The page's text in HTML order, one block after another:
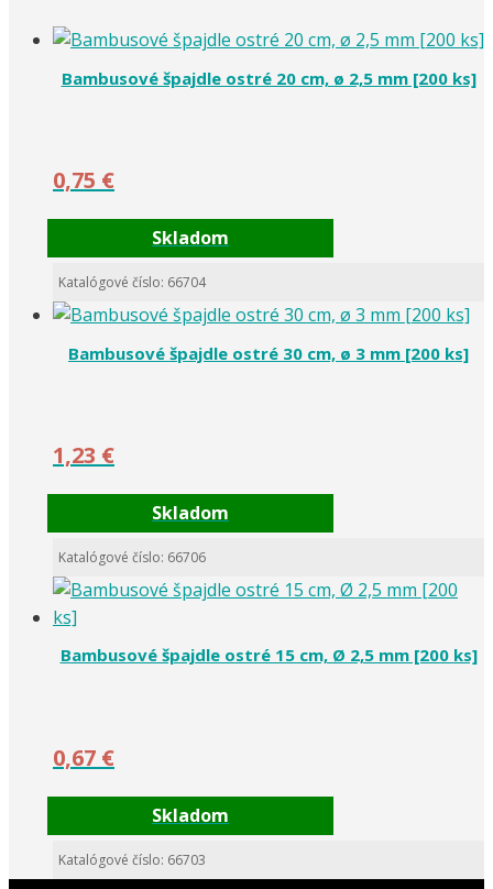
Bambusové špajdle ostré 20 cm, ø 2,5 mm [200 ks]
0,75 €
Skladom
Katalógové číslo: 66704
Bambusové špajdle ostré 30 cm, ø 3 mm [200 ks]
1,23 €
Skladom
Katalógové číslo: 66706
Bambusové špajdle ostré 15 cm, Ø 2,5 mm [200 ks]
0,67 €
Skladom
Katalógové číslo: 66703